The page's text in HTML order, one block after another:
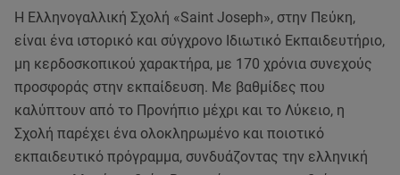
Η Ελληνογαλλική Σχολή «Saint Joseph», στην Πεύκη,
είναι ένα ιστορικό και σύγχρονο Ιδιωτικό Εκπαιδευτήριο,
μη κερδοσκοπικού χαρακτήρα, με 170 χρόνια συνεχούς
προσφοράς στην εκπαίδευση. Με βαθμίδες που
καλύπτουν από το Προνήπιο μέχρι και το Λύκειο, η
Σχολή παρέχει ένα ολοκληρωμένο και ποιοτικό
εκπαιδευτικό πρόγραμμα, συνδυάζοντας την ελληνική